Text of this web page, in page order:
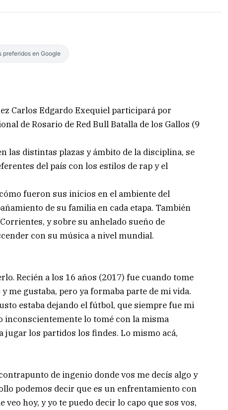
preferidos en Google
Carlos Edgardo Exequiel participará por
de Rosario de Red Bull Batalla de los Gallos (9
las distintas plazas y ámbito de la disciplina, se
del país con los estilos de rap y el
fueron sus inicios en el ambiente del
de su familia en cada etapa. También
y sobre su anhelado sueño de
con su música a nivel mundial.
Recién a los 16 años (2017) fue cuando tome
me gustaba, pero ya formaba parte de mi vida.
estaba dejando el fútbol, que siempre fue mi
inconscientemente lo tomé con la misma
jugar los partidos los findes. Lo mismo acá,
de ingenio donde vos me decís algo y
podemos decir que es un enfrentamiento con
hoy, y yo te puedo decir lo capo que sos vos,